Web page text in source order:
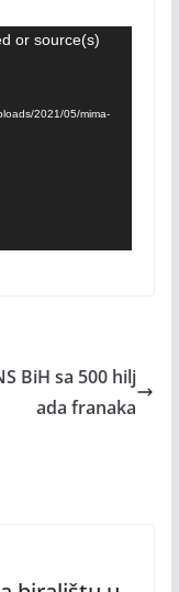
or source(s)
2021/05/mima-
BiH sa 500 hilj
ada franaka